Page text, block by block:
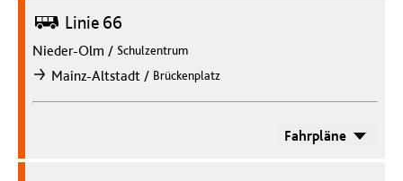
Bus Linie 66
Nieder-Olm / Schulzentrum
nachMainz-Altstadt / Brückenplatz
Fahrpläne